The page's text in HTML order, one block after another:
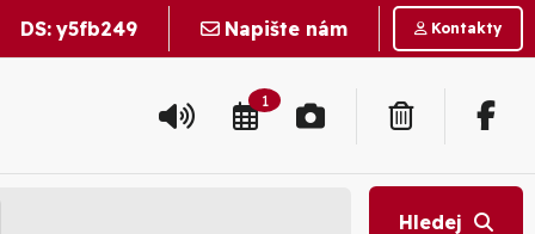
DS: y5fb249 Napište nám Kontakty
1
Hledej